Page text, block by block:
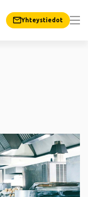
Yhteystiedot